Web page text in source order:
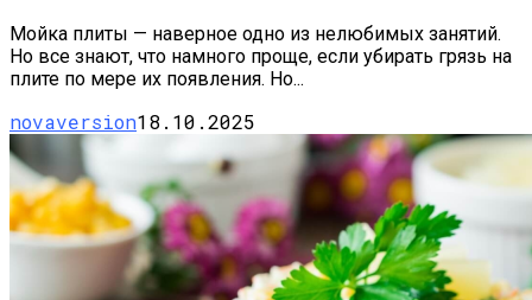
Мойка плиты — наверное одно из нелюбимых занятий.
Но все знают, что намного проще, если убирать грязь на
плите по мере их появления. Но...
novaversion18.10.2025